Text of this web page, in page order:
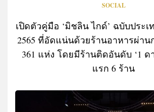
SOCIAL
เปิดตัวคู่มือ ‘มิชลิน ไกด์’ ฉบับประ
2565 ที่อัดแน่นด้วยร้านอาหารผ่าน
361 แห่ง โดยมีร้านติดอันดับ ‘1 ด
แรก 6 ร้าน